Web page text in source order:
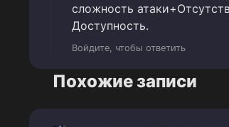
сложность
Доступность.
Войдите, чтобы ответить
Похожие записи